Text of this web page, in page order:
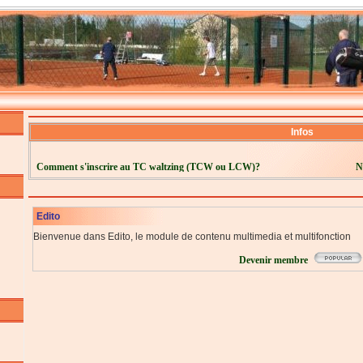
Infos
Comment s'inscrire au TC waltzing (TCW ou LCW)?
Edito
Bienvenue dans Edito, le module de contenu multimedia et multifonction
Devenir membre